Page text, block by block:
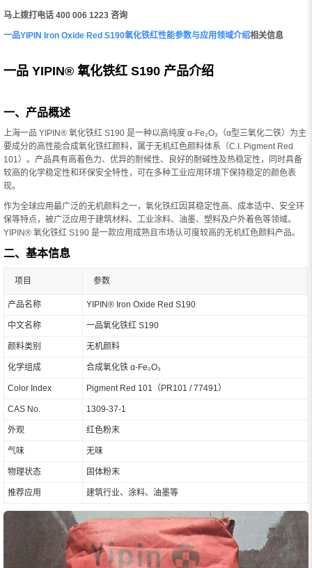
马上拨打电话 400 006 1223 咨询
一品YIPIN Iron Oxide Red S190氧化铁红性能参数与应用领域介绍相关信息
一品 YIPIN® 氧化铁红 S190 产品介绍
一、产品概述
上海一品 YIPIN® 氧化铁红 S190 是一种以高纯度 α-Fe₂O₃（α型三氧化二铁）为主
要成分的高性能合成氧化铁红颜料，属于无机红色颜料体系（C.I. Pigment Red
101）。产品具有高着色力、优异的耐候性、良好的耐碱性及热稳定性，同时具备
较高的化学稳定性和环保安全特性，可在多种工业应用环境下保持稳定的颜色表
现。
作为全球应用最广泛的无机颜料之一，氧化铁红因其稳定性高、成本适中、安全环
保等特点，被广泛应用于建筑材料、工业涂料、油墨、塑料及户外着色等领域。
YIPIN® 氧化铁红 S190 是一款应用成熟且市场认可度较高的无机红色颜料产品。
二、基本信息
项目 参数
产品名称 YIPIN® Iron Oxide Red S190
中文名称 一品氧化铁红 S190
颜料类别 无机颜料
化学组成 合成氧化铁 α-Fe₂O₃
Color Index Pigment Red 101（PR101 / 77491）
CAS No. 1309-37-1
外观 红色粉末
气味 无味
物理状态 固体粉末
推荐应用 建筑行业、涂料、油墨等